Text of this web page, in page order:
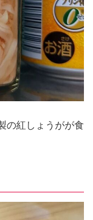
の紅しょうがが食